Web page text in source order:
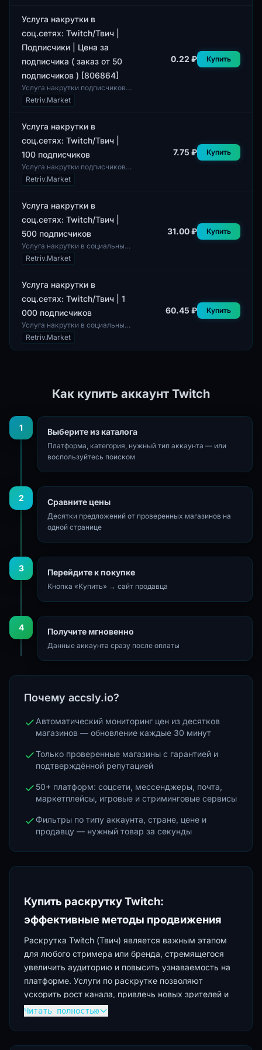
подписчиков, что...
Услуга накрутки в
соц.сетях: Twitch/Твич |
Подписчики | Цена за
подписчика ( заказ от 50
подписчиков ) [806864]
Услуга накрутки подписчиков в
социальной сети Twitch
подписчиков на...
Retriv.Market
0.22 ₽ Купить
Услуга накрутки в
соц.сетях: Twitch/Твич |
100 подписчиков
Услуга накрутки подписчиков в
социальной сети Twitch.
на платфо...
Retriv.Market
7.75 ₽ Купить
Услуга накрутки в
соц.сетях: Twitch/Твич |
500 подписчиков
Услуга накрутки в социальных
сетях на платформе Twitch
количества подп...
Retriv.Market
31.00 ₽ Купить
Услуга накрутки в
соц.сетях: Twitch/Твич | 1
000 подписчиков
Услуга накрутки в социальных
сетях на платформе Twitch
получения 1 000 подписчиков.
Retriv.Market
60.45 ₽ Купить
Как купить аккаунт Twitch
1 Выберите из каталога
Платформа, категория, нужный тип аккаунта — или
воспользуйтесь поиском
2 Сравните цены
Десятки предложений от проверенных магазинов на
одной странице
3 Перейдите к покупке
Кнопка «Купить» → сайт продавца
4 Получите мгновенно
Данные аккаунта сразу после оплаты
Почему accsly.io?
Автоматический мониторинг цен из десятков
магазинов — обновление каждые 30 минут
Только проверенные магазины с гарантией и
подтверждённой репутацией
50+ платформ: соцсети, мессенджеры, почта,
маркетплейсы, игровые и стриминговые сервисы
Фильтры по типу аккаунта, стране, цене и
продавцу — нужный товар за секунды
Купить раскрутку Twitch:
эффективные методы продвижения
Раскрутка Twitch (Твич) является важным этапом
для любого стримера или бренда, стремящегося
увеличить аудиторию и повысить узнаваемость на
платформе. Услуги по раскрутке позволяют
ускорить рост канала, привлечь новых зрителей и
повысить вовлечённость. Если вы хотите купить
услуги раскрутки станут отличным дополнением.
Читать полностью